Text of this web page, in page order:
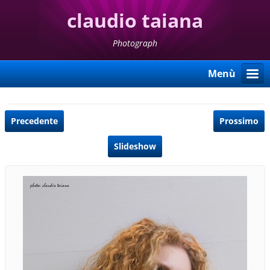
claudio taiana
Photograph
Menù
Precedente Prossimo
Slideshow